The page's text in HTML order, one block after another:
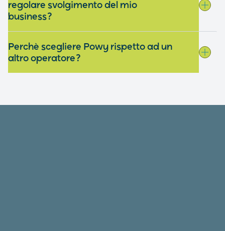
regolare svolgimento del mio
business?
Perchè scegliere Powy rispetto ad un
altro operatore?